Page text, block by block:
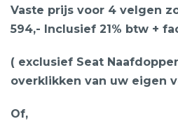
Vaste prijs voor 4 velgen
594,- Inclusief 21% btw +
( exclusief Seat
overklikken van uw eigen
Of,